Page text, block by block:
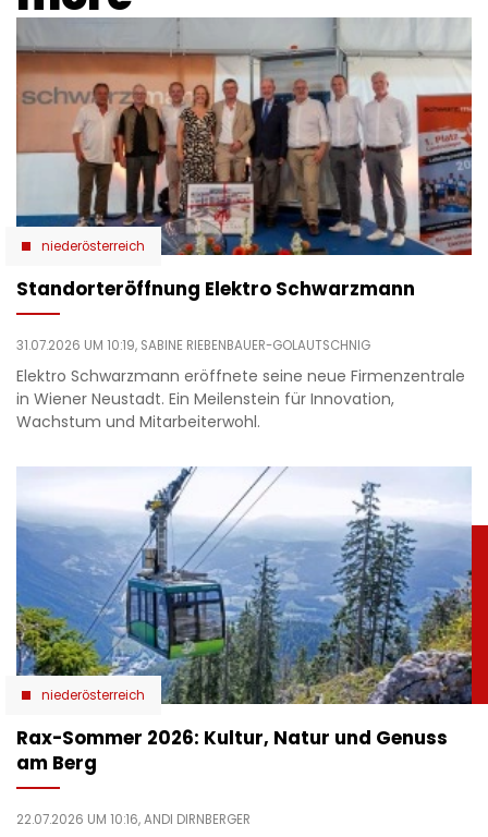
niederösterreich
Standorteröffnung Elektro Schwarzmann
31.07.2026 UM 10:19, SABINE RIEBENBAUER-GOLAUTSCHNIG
Elektro Schwarzmann eröffnete seine neue Firmenzentrale
in Wiener Neustadt. Ein Meilenstein für Innovation,
Wachstum und Mitarbeiterwohl.
niederösterreich
Rax-Sommer 2026: Kultur, Natur und Genuss
am Berg
22.07.2026 UM 10:16,ANDI DIRNBERGER